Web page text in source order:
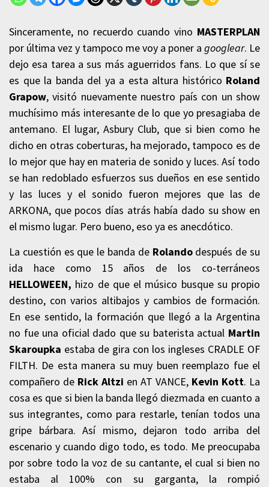
Sinceramente, no recuerdo cuando vino MASTERPLAN
por última vez y tampoco me voy a poner a googlear. Le
dejo esa tarea a sus más aguerridos fans. Lo que sí se
es que la banda del ya a esta altura histórico Roland
Grapow, visitó nuevamente nuestro país con un show
muchísimo más interesante de lo que yo presagiaba de
antemano. El lugar, Asbury Club, que si bien como he
dicho en otras coberturas, ha mejorado, tampoco es de
lo mejor que hay en materia de sonido y luces. Así todo
se han redoblado esfuerzos sus dueños en ese sentido
y las luces y el sonido fueron mejores que las de
ARKONA, que pocos días atrás había dado su show en
el mismo lugar. Pero bueno, eso ya es anecdótico.
La cuestión es que le banda de Rolandodespués de su
ida hace como 15 años de los co-terráneos
HELLOWEEN, hizo de que el músico busque su propio
destino, con varios altibajos y cambios de formación.
En ese sentido, la formación que llegó a la Argentina
no fue una oficial dado que su baterista actual Martin
Skaroupka estaba de gira con los ingleses CRADLE OF
FILTH. De esta manera su muy buen reemplazo fue el
compañero de Rick Altzi en AT VANCE, Kevin Kott. La
cosa es que si bien la banda llegó diezmada en cuanto a
sus integrantes, como para restarle, tenían todos una
gripe bárbara. Así mismo, dejaron todo arriba del
escenario y cuando digo todo, es todo. Me preocupaba
por sobre todo la voz de su cantante, el cual si bien no
estaba al 100% con su garganta, la rompió